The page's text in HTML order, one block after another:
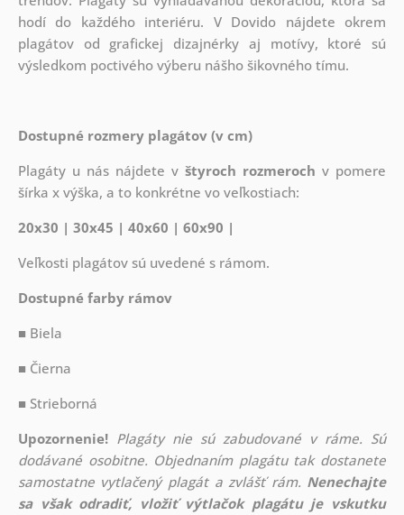
hodí do každého interiéru. V Dovido nájdete okrem
plagátov od grafickej dizajnérky aj motívy, ktoré sú
výsledkom poctivého výberu nášho šikovného tímu.
Dostupné rozmery plagátov (v cm)
Plagáty u nás nájdete vštyroch rozmeroch v pomere
šírka x výška, a to konkrétne vo veľkostiach:
20x30 | 30x45 | 40x60 | 60x90 |
Veľkosti plagátov sú uvedené s rámom.
Dostupné farby rámov
■ Biela
■ Čierna
■ Strieborná
Upozornenie! Plagáty nie sú zabudované v ráme. Sú
dodávané osobitne. Objednaním plagátu tak dostanete
samostatne vytlačený plagát a zvlášť rám. Nenechajte
sa však odradiť, vložiť výtlačok plagátu je vskutku